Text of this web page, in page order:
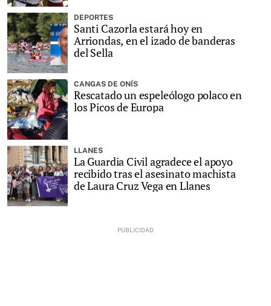
DEPORTES
Santi Cazorla estará hoy en
Arriondas, en el izado de banderas
del Sella
CANGAS DE ONÍS
Rescatado un espeleólogo polaco en
los Picos de Europa
LLANES
La Guardia Civil agradece el apoyo
recibido tras el asesinato machista
de Laura Cruz Vega en Llanes